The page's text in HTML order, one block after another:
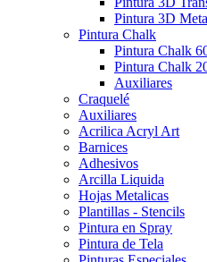
Pintura 3D
Pintura Chalk
Pintura Chalk
Pintura Chalk
Auxiliares
Craquelé
Auxiliares
Acrilica Acryl Art
Barnices
Adhesivos
Arcilla Liquida
Hojas Metalicas
Plantillas - Stencils
Pintura en Spray
Pintura de Tela